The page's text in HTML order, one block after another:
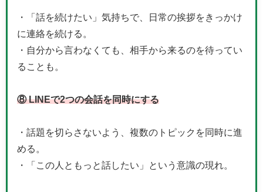
・「話を続けたい」気持ちで、日常の挨拶をきっかけ
に連絡を続ける。
・自分から言わなくても、相手から来るのを待ってい
ることも。
⑧ LINEで2つの会話を同時にする
・話題を切らさないよう、複数のトピックを同時に進
める。
・「この人ともっと話したい」という意識の現れ。